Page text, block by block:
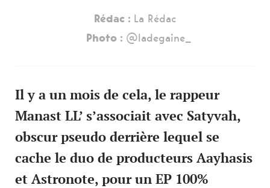
Rédac : La Rédac
Photo : @ladegaine_
Il y a un mois de cela, le rappeur
Manast LL’ s’associait avec Satyvah,
obscur pseudo derrière lequel se
cache le duo de producteurs Aayhasis
et Astronote, pour un EP 100%